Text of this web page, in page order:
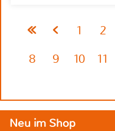
1 2
8
9 10 11
Neu im Shop